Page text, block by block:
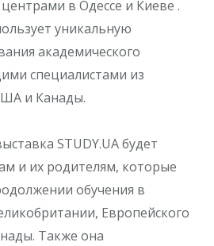
центрами в Одессе и Киеве .
уникальную
академического
специалистами из
и Канады.
STUDY.UA будет
и их родителям, которые
обучения в
Европейского
Также она